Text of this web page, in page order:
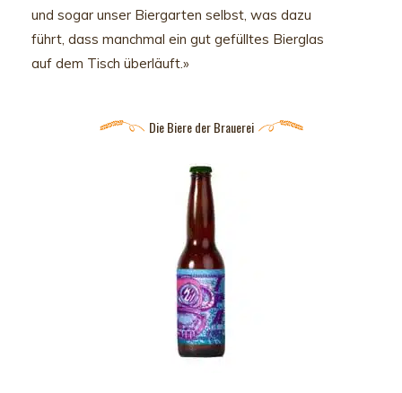
und sogar unser Biergarten selbst, was dazu
führt, dass manchmal ein gut gefülltes Bierglas
auf dem Tisch überläuft.»
Die Biere der Brauerei